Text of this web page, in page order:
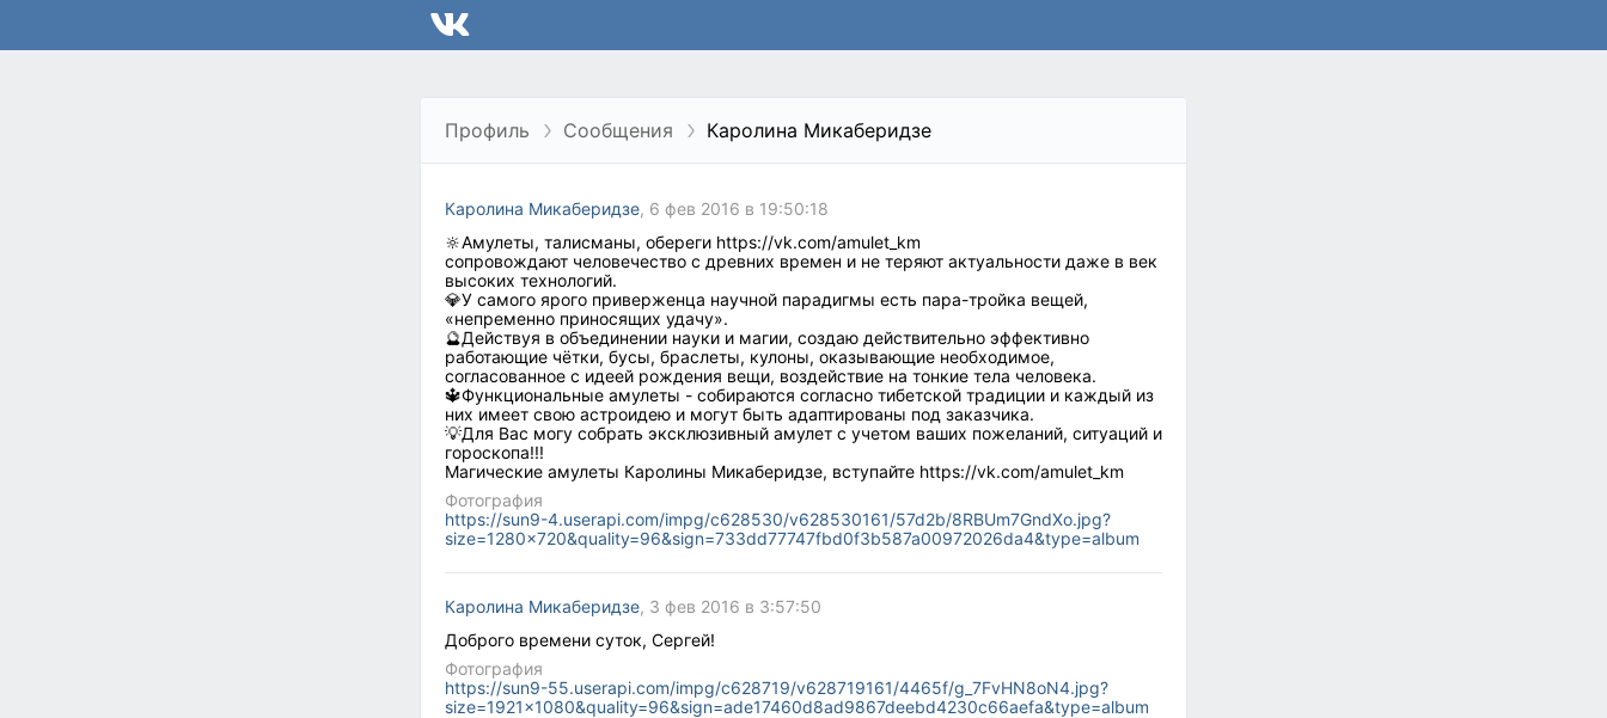
Профиль Сообщения Каролина Микаберидзе
Каролина Микаберидзе, 6 фев 2016 в 19:50:18
🔆Амулеты, талисманы, обереги https://vk.com/amulet_km
сопровождают человечество с древних времен и не теряют актуальности даже в век
высоких технологий.
💎У самого ярого приверженца научной парадигмы есть пара-тройка вещей,
«непременно приносящих удачу».
🔮Действуя в объединении науки и магии, создаю действительно эффективно
работающие чётки, бусы, браслеты, кулоны, оказывающие необходимое,
согласованное с идеей рождения вещи, воздействие на тонкие тела человека.
🔱Функциональные амулеты - собираются согласно тибетской традиции и каждый из
них имеет свою астроидею и могут быть адаптированы под заказчика.
💡Для Вас могу собрать эксклюзивный амулет с учетом ваших пожеланий, ситуаций и
гороскопа!!!
Магические амулеты Каролины Микаберидзе, вступайте https://vk.com/amulet_km
Фотография
https://sun9-4.userapi.com/impg/c628530/v628530161/57d2b/8RBUm7GndXo.jpg?
size=1280x720&quality=96&sign=733dd77747fbd0f3b587a00972026da4&type=album
Каролина Микаберидзе, 3 фев 2016 в 3:57:50
Доброго времени суток, Сергей!
Фотография
https://sun9-55.userapi.com/impg/c628719/v628719161/4465f/g_7FvHN8oN4.jpg?
size=1921x1080&quality=96&sign=ade17460d8ad9867deebd4230c66aefa&type=album